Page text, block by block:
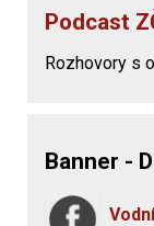
Podcast
Rozhovory s
Banner -